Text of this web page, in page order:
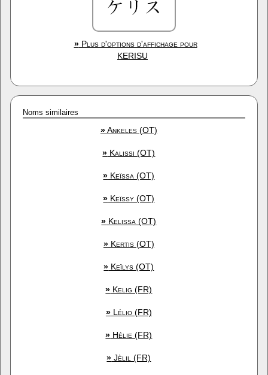
»Plus d'options d'affichage pour
KERISU
Noms similaires
»Ankeles (OT)
» Kalissi (OT)
» Keïssa (OT)
» Keïssy (OT)
» Kelissa (OT)
»Kertis (OT)
» Keïlys (OT)
» Kelig (FR)
»Lélio (FR)
» Hélie (FR)
» Jèlil (FR)